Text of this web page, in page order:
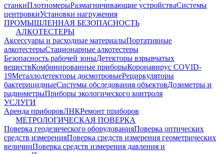
станкиПлотномерыРазмагничивающие устройстваСистемы
центровкиУстановки нагружения
ПРОМЫШЛЕННАЯ БЕЗОПАСНОСТЬ
АЛКОТЕСТЕРЫ
Аксессуары и расходные материалыПортативные
алкотестерыСтационарные алкотестеры
Безопасность рабочей зоныДетекторы взрывчатых
веществКомбинированные приборыКоронавирус COVID-
19Металлодетекторы досмотровыеРециркуляторы
бактерицидныеСистемы обследования объектовДозиметры и
радиометрыПриборы экологического контроля
УСЛУГИ
Аренда приборовЛНКРемонт приборов
МЕТРОЛОГИЧЕСКАЯ ПОВЕРКА
Поверка геодезического оборудованияПоверка оптических
средств измеренияПоверка средств измерения геометрических
величинПоверка средств измерения давления и